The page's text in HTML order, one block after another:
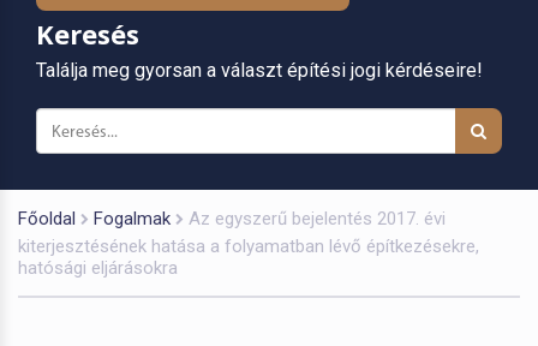
Keresés
Találja meg gyorsan a választ építési jogi kérdéseire!
Főoldal Fogalmak
Az egyszerű bejelentés 2017. évi
kiterjesztésének hatása a folyamatban lévő építkezésekre,
hatósági eljárásokra